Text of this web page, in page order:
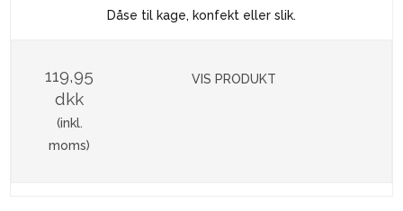
Dåse til kage, konfekt eller slik.
119,95
dkk
(inkl.
moms)
VIS PRODUKT